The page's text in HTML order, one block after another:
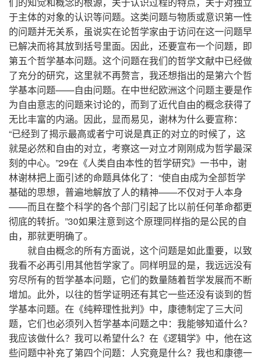
于主体的对象的认识等问题。这类问题与物质或意识第一性
的问题并无关系，虽说实在论哲学家由于访问在这一问题早
已解决而将其放到括号里面。因此，还要宣布一个问题，即
第五个哲学基本问题。这个问题在我们的哲学文献中已经做
了充分的研究，这里就不再赘言，我还想指出的是第六个哲
学基本问题——自由问题。在中世纪欧洲这个问题主要是作
为自由意志的问题来讨论的，而到了近代自由的概念获得了
无比丰富的内涵。因此，显而易见，谢林为什么要宣称：
“已经到了揭示最高或者宁可说是真正的对立的时候了，这
就是必然和自由的对立，考察这一对立才刚刚成为哲学最深
刻的中心。”29在《人类自由本性的哲学研究》一书中，谢
林谢林把上面引述的命题具体化了：“使自由成为全部哲学
基础的思想，普遍地解放了人的精神——不仅对于人本身
——而且在整个科学的各个部门引起了比以前任何革命都更
彻底的转折。”30如果注意到这个原理同样指的是公民的自
由，那就更明确了。
就自由概念的所有方面说，这个问题是如此重要，以致
我看不必再引用其他哲学家了。同样明显的是，我远远没有
穷尽所有的哲学基本问题，它们的数量随着哲学发展而不断
增加。此外，以往的哲学证明还有其它一些还没有谈到的哲
学基本问题。在《纯粹理性批判》中，康德制定了三大问
题，它们也必须列入哲学基本问题之中：我能够知道什么？
我应该做什么？我可以希望什么？在《逻辑学》中，他在这
些问题中补充了第四个问题：人究竟是什么？我也和康德一